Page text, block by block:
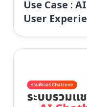
Use Case :
User
กระโดด